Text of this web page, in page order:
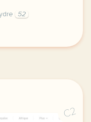
52
button cursor
C2